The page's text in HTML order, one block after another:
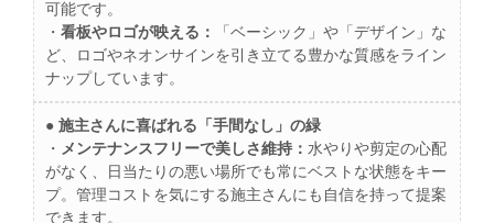
可能です。
・ 看板やロゴが映える：
「ベーシック」や「デザイン」な
ど、ロゴやネオンサインを引き立てる豊かな質感をライン
ナップしています。
● 施主さんに喜ばれる「手間なし」の緑
・ メンテナンスフリーで美しさ維持： 水やりや剪定の心配
がなく、日当たりの悪い場所でも常にベストな状態をキー
プ。管理コストを気にする施主さんにも自信を持って提案
できます。